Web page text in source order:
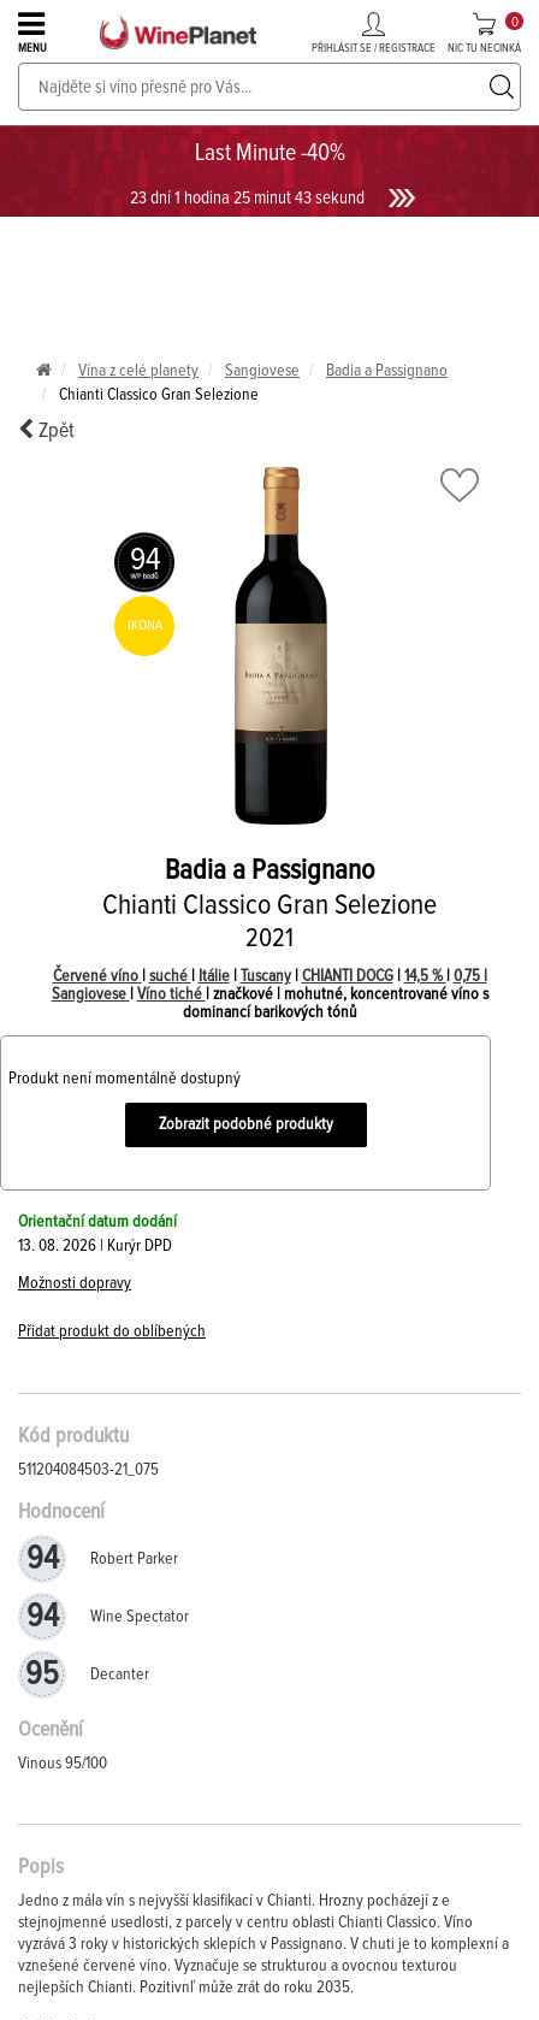
Last Minute -40%
23 dní 1 hodina 25 minut 42 sekund
MENU PŘIHLÁSIT SE / REGISTRACE NIC TU NECINKÁ
0
PROSECCO v akci až do -30%!UKÁZAT PROSECCO
Vína z celé planety Sangiovese
Badia a Passignano
Chianti Classico Gran Selezione
Zpět
94
IKONA
Badia a Passignano
Chianti Classico Gran Selezione
2021
Červené víno suché Itálie| Tuscany| CHIANTI DOCG| 14,5 % 0,75 l
Sangiovese
Víno tiché
| značkové | mohutné, koncentrované víno s
dominancí barikových tónů
Produkt není momentálně dostupný
Zobrazit podobné produkty
Orientační datum dodání
13. 08. 2026 | Kurýr DPD
Možnosti dopravy
Přidat produkt do oblíbených
Kód produktu
511204084503-21_075
Hodnocení
94 Robert Parker
94 Wine Spectator
95 Decanter
Ocenění
Vinous 95/100
Popis
Jedno z mála vín s nejvyšší klasifikací v Chianti. Hrozny pocházejí z e
stejnojmenné usedlosti, z parcely v centru oblasti Chianti Classico. Víno
vyzrává 3 roky v historických sklepích v Passignano. V chuti je to komplexní a
vznešené červené víno. Vyznačuje se strukturou a ovocnou texturou
nejlepších Chianti. Pozitivnľ může zrát do roku 2035.